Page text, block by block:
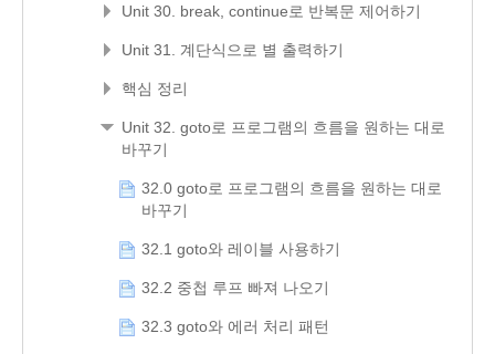
Unit 30. break, continue로 반복문 제어하기
Unit 31. 계단식으로 별 출력하기
핵심 정리
Unit 32. goto로 프로그램의 흐름을 원하는 대로
바꾸기
32.0 goto로 프로그램의 흐름을 원하는 대로
바꾸기
32.1 goto와 레이블 사용하기
32.2 중첩 루프 빠져 나오기
32.3 goto와 에러 처리 패턴